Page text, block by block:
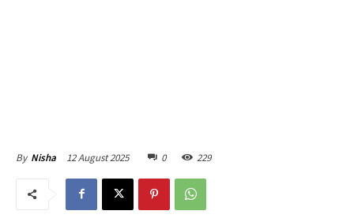
By Nisha 12 August 2025 0 229